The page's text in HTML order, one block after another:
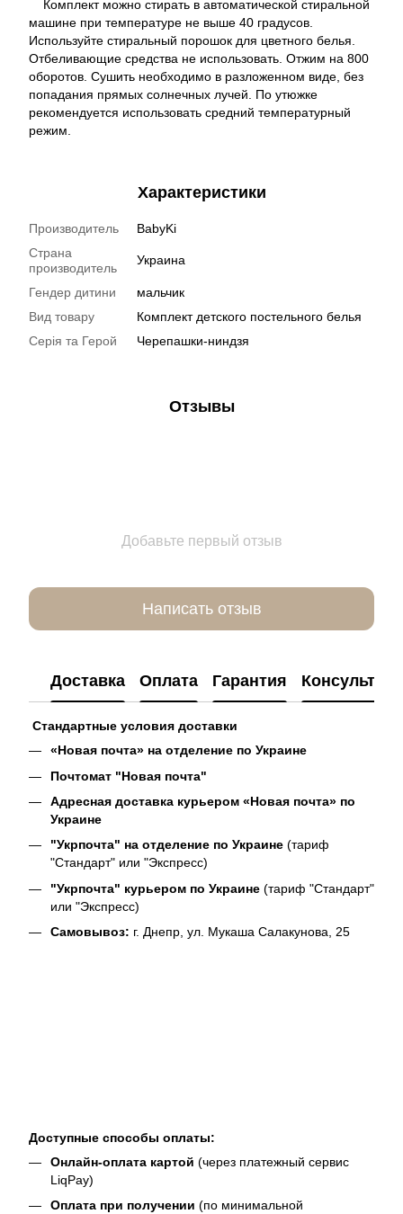
Комплект можно стирать в автоматической стиральной
машине при температуре не выше 40 градусов.
Используйте стиральный порошок для цветного белья.
Отбеливающие средства не использовать. Отжим на 800
оборотов. Сушить необходимо в разложенном виде, без
попадания прямых солнечных лучей. По утюжке
рекомендуется использовать средний температурный
режим.
Характеристики
Производитель
BabyKi
Страна
производитель
Украина
Гендер дитини
мальчик
Вид товару
Комплект детского постельного белья
Серія та Герой
Черепашки-ниндзя
Отзывы
Добавьте первый отзыв
Написать отзыв
Доставка Оплата Гарантия
Стандартные условия доставки
«Новая почта» на отделение по Украине
Почтомат "Новая почта"
Адресная доставка курьером «Новая почта» по
Украине
"Укрпочта" на отделение по Украине (тариф
"Стандарт" или "Экспресс)
"Укрпочта" курьером по Украине (тариф "Стандарт"
или "Экспресс)
Самовывоз: г. Днепр, ул. Мукаша Салакунова, 25
Доступные способы оплаты:
Онлайн-оплата картой (через платежный сервис
LiqPay)
Оплата при получении (по минимальной